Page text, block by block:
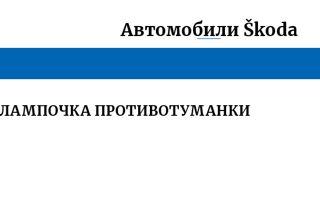
Автомобили Škoda
ПРОТИВОТУМАНКИ